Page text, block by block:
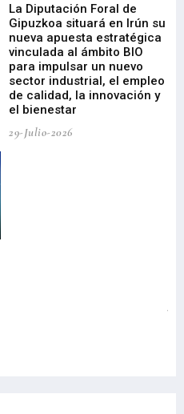
La Diputación Foral de
Gipuzkoa situará en Irún su
nueva apuesta estratégica
vinculada al ámbito BIO
para impulsar un nuevo
sector industrial, el empleo
de calidad, la innovación y
el bienestar
29-Julio-2026